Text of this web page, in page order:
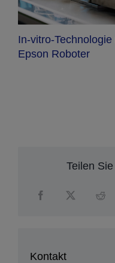
In-vitro-Technologie
Epson Roboter
Teilen
Kontakt